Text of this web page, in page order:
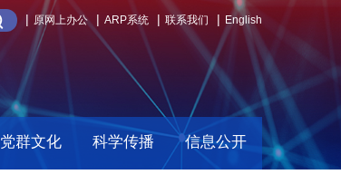
原网上办公 ARP系统 联系我们 English
党群文化 科学传播 信息公开